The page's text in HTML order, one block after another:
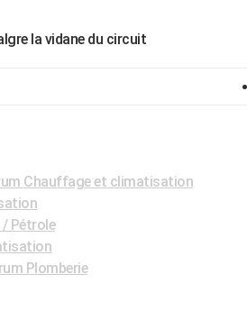
la vidane du circuit
Chauffage et climatisation
Pétrole
Plomberie